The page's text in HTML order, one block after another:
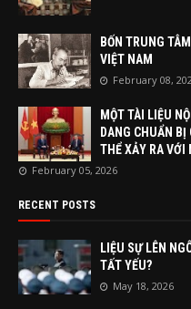
BỐN TRUNG
VIỆT NAM
February 08,
MỘT TÀI LIỆU
DANG CHUẨN BỊ
THỂ XẢY RA VỚI
February 05, 2026
RECENT POSTS
LIỆU SỰ LÊN
TẤT YẾU?
May 18, 2026